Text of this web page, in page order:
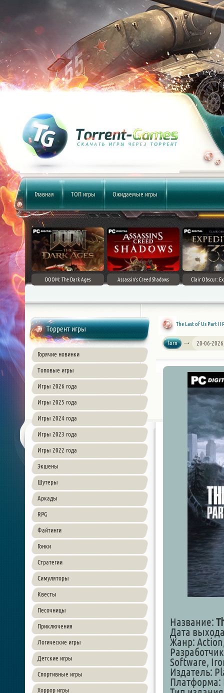
Главная ТОП игры Ожидаемые игры
DOOM: The Dark Ages Assassin's Creed Shadows Clair Obscur:
Торрент игры
Горячие новинки
Топовые игры
Игры 2026 года
Игры 2025 года
Игры 2024 года
Игры 2023 года
Игры 2022 года
Экшены
Шутеры
Аркады
RPG
Файтинги
Гонки
Стратегии
Симуляторы
Квесты
Песочницы
Приключения
Логические игры
Детские игры
Спортивные игры
Хоррор игры
The Last of Us Part II
lorn 20-06-
Название:
Дата
Жанр:
Software,
Издатель:
Платформа: